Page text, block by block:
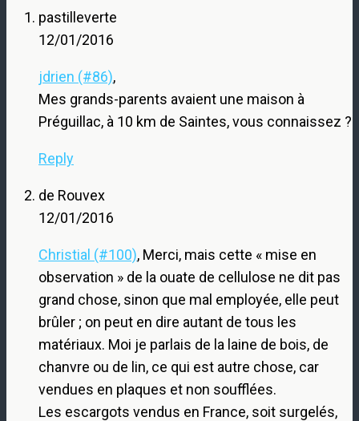
pastilleverte
12/01/2016
jdrien (#86),
Mes grands-parents avaient une maison à
Préguillac, à 10 km de Saintes, vous connaissez ?
Reply
de Rouvex
12/01/2016
Christial (#100), Merci, mais cette « mise en
observation » de la ouate de cellulose ne dit pas
grand chose, sinon que mal employée, elle peut
brûler ; on peut en dire autant de tous les
matériaux. Moi je parlais de la laine de bois, de
chanvre ou de lin, ce qui est autre chose, car
vendues en plaques et non soufflées.
Les escargots vendus en France, soit surgelés,